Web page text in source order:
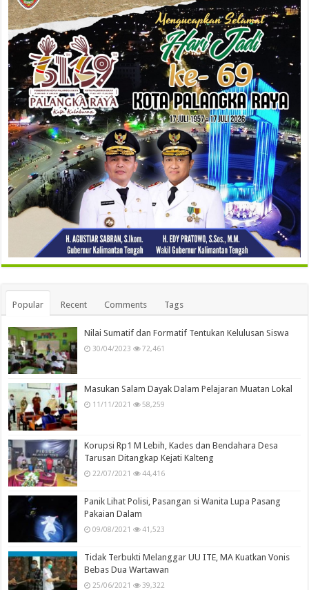
Popular Recent Comments Tags
Nilai Sumatif dan Formatif Tentukan Kelulusan Siswa
30/04/2023 72,461
Masukan Salam Dayak Dalam Pelajaran Muatan Lokal
11/11/2021 58,259
Korupsi Rp1 M Lebih, Kades dan Bendahara Desa
Tarusan Ditangkap Kejati Kalteng
22/07/2021 44,416
Panik Lihat Polisi, Pasangan si Wanita Lupa Pasang
Pakaian Dalam
09/08/2021 41,523
Tidak Terbukti Melanggar UU ITE, MA Kuatkan Vonis
Bebas Dua Wartawan
25/06/2021 39,322